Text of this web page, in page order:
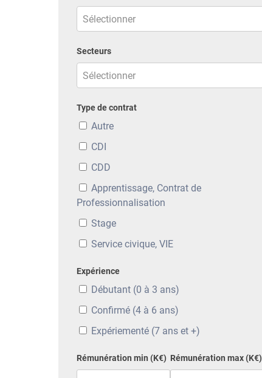
Secteurs
Type de contrat
Autre
CDI
CDD
Apprentissage, Contrat de
Professionnalisation
Stage
Service civique, VIE
Expérience
Débutant (0 à 3 ans)
Confirmé (4 à 6 ans)
Expériementé (7 ans et +)
Rémunération min (K€) Rémunération max (K€)